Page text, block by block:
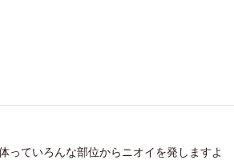
ていろんな部位からニオイを発しますよ